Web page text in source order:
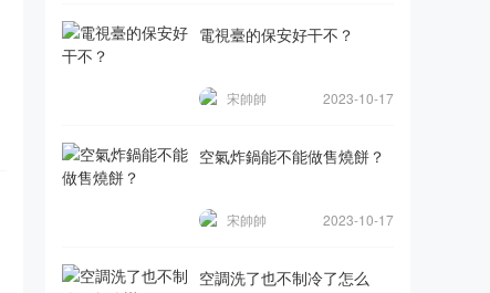
電視臺的保安好干不？
宋帥帥 2023-10-17
空氣炸鍋能不能做售燒餅？
宋帥帥 2023-10-17
空調洗了也不制冷了怎么